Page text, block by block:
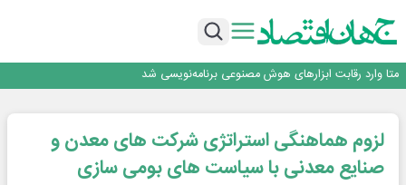
جمنای دستیار اصلی گوشی‌های اندرویدی می‌شود
متا وارد رقابت ابزارهای هوش مصنوعی برنامه‌نویسی شد
بانک تجارت، تأمین‌کننده مالی پروژه بازسازی فازهای ۴ و ۵ پارس حنوبی
جمنای دستیار اصلی گوشی‌های اندرویدی می‌شود
لزوم هماهنگی استراتژی شرکت های معدن و
صنایع معدنی با سیاست های بومی سازی